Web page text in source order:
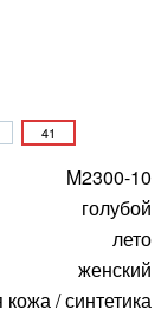
41
M2300-10
голубой
лето
женский
/ синтетика